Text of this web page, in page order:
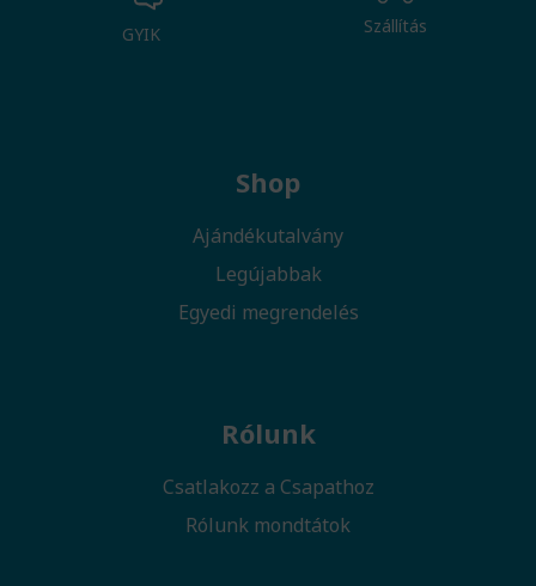
GYIK Szállítás
Shop
Ajándékutalvány
Legújabbak
Egyedi megrendelés
Rólunk
Csatlakozz a Csapathoz
Rólunk mondtátok